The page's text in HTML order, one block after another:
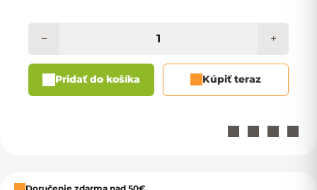
+
−
Pridať do košíka Kúpiť teraz